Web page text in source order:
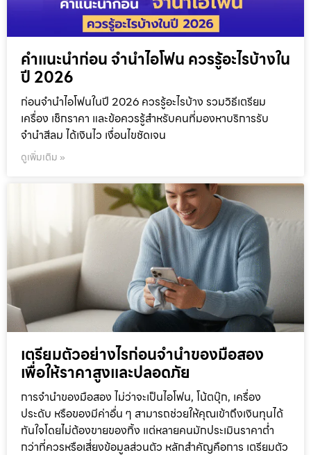
คำแนะนำก่อน จำนำไอโฟน ควรรู้อะไรบ้างใน
ปี 2026
ก่อนจำนำไอโฟนในปี 2026 ควรรู้อะไรบ้าง รวมวิธีเตรียม
เครื่อง เช็กราคา และข้อควรรู้สำหรับคนที่มองหาบริการรับ
จำนำสีลม ได้เงินไว เงื่อนไขชัดเจน
ดูเพิ่มเติม »
เตรียมตัวอย่างไรก่อนจำนำของมือสอง
เพื่อให้ราคาสูงและปลอดภัย
การจำนำของมือสอง ไม่ว่าจะเป็นไอโฟน, โน้ตบุ๊ก, เครื่อง
ประดับ หรือของมีค่าอื่น ๆ สามารถช่วยให้คุณเข้าถึงเงินทุนได้
ทันใจโดยไม่ต้องขายของทิ้ง แต่หลายคนมักประเมินราคาต่ำ
กว่าที่ควรหรือเสี่ยงข้อมูลส่วนตัว หลักสำคัญคือการ เตรียมตัว